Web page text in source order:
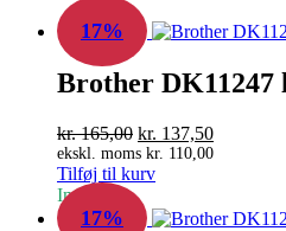
17%
Brother
kr.165,00 Den
oprindelige
pris
var:
kr. 165,00.
kr. 137,50Den
aktuelle
kr.
ekskl. moms kr. 110,00
Tilføj til kurv
In Stock
17%